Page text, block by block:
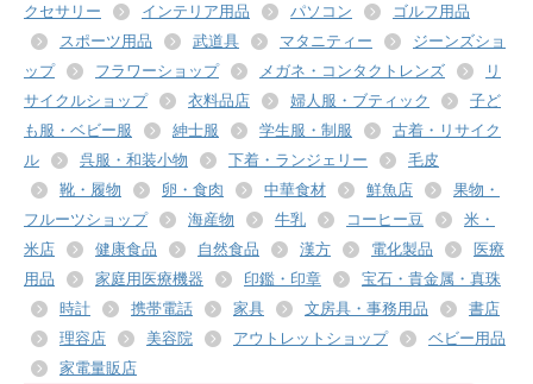
クセサリー
インテリア用品 パソコン
ゴルフ用品
スポーツ用品
武道具 マタニティー
ジーンズショ
ップ
フラワーショップ メガネ・コンタクトレンズ
リ
サイクルショップ
衣料品店 婦人服・ブティック
子ど
も服・ベビー服
紳士服 学生服・制服
古着・リサイク
ル
呉服・和装小物 下着・ランジェリー
毛皮
靴・履物
卵・食肉 中華食材 鮮魚店
果物・
フルーツショップ
海産物 牛乳 コーヒー豆
米・
米店
健康食品 自然食品 漢方 電化製品
医療
用品
家庭用医療機器 印鑑・印章
宝石・貴金属・真珠
時計
携帯電話 家具 文房具・事務用品
書店
理容店
美容院 アウトレットショップ
ベビー用品
家電量販店